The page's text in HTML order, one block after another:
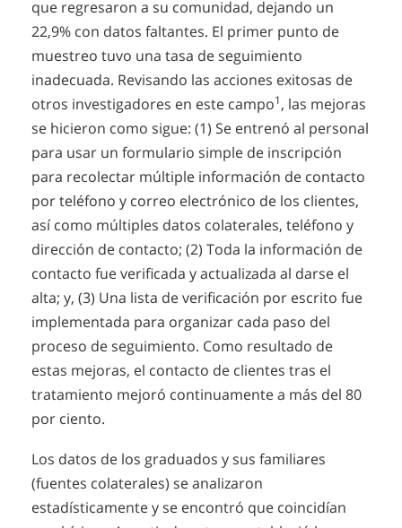
que regresaron a su comunidad, dejando un
22,9% con datos faltantes. El primer punto de
muestreo tuvo una tasa de seguimiento
inadecuada. Revisando las acciones exitosas de
otros investigadores en este campo1, las mejoras
se hicieron como sigue: (1) Se entrenó al personal
para usar un formulario simple de inscripción
para recolectar múltiple información de contacto
por teléfono y correo electrónico de los clientes,
así como múltiples datos colaterales, teléfono y
dirección de contacto; (2) Toda la información de
contacto fue verificada y actualizada al darse el
alta; y, (3) Una lista de verificación por escrito fue
implementada para organizar cada paso del
proceso de seguimiento. Como resultado de
estas mejoras, el contacto de clientes tras el
tratamiento mejoró continuamente a más del 80
por ciento.
Los datos de los graduados y sus familiares
(fuentes colaterales) se analizaron
estadísticamente y se encontró que coincidían